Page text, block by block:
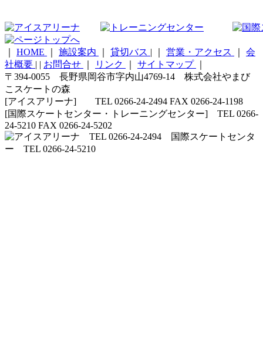
HOME 施設案内 貸切バス | 営業・アクセス
会
社概要 | | お問合せ リンク サイトマップ
〒394-0055 長野県岡谷市字内山4769-14 株式会社やまび
こスケートの森
[アイスアリーナ] TEL 0266-24-2494 FAX 0266-24-1198
[国際スケートセンター・トレーニングセンター] TEL 0266-
24-5210 FAX 0266-24-5202